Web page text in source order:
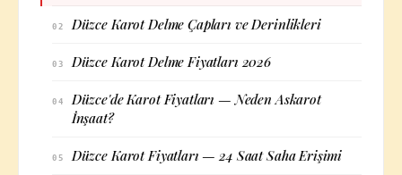
02 Düzce Karot Delme Çapları ve Derinlikleri
03 Düzce Karot Delme Fiyatları 2026
04
Düzce'de Karot Fiyatları — Neden Askarot
İnşaat?
05 Düzce Karot Fiyatları — 24 Saat Saha Erişimi